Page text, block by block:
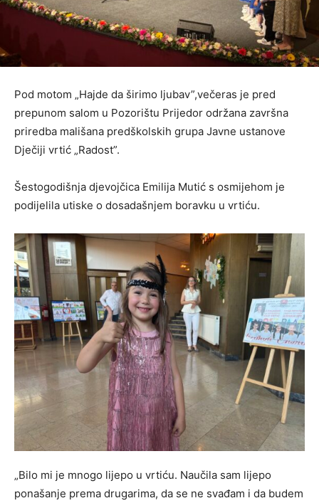
Pod motom „Hajde da širimo ljubav”,večeras je pred
prepunom salom u Pozorištu Prijedor održana završna
priredba mališana predškolskih grupa Javne ustanove
Dječiji vrtić „Radost”.
Šestogodišnja djevojčica Emilija Mutić s osmijehom je
podijelila utiske o dosadašnjem boravku u vrtiću.
„Bilo mi je mnogo lijepo u vrtiću. Naučila sam lijepo
ponašanje prema drugarima, da se ne svađam i da budem